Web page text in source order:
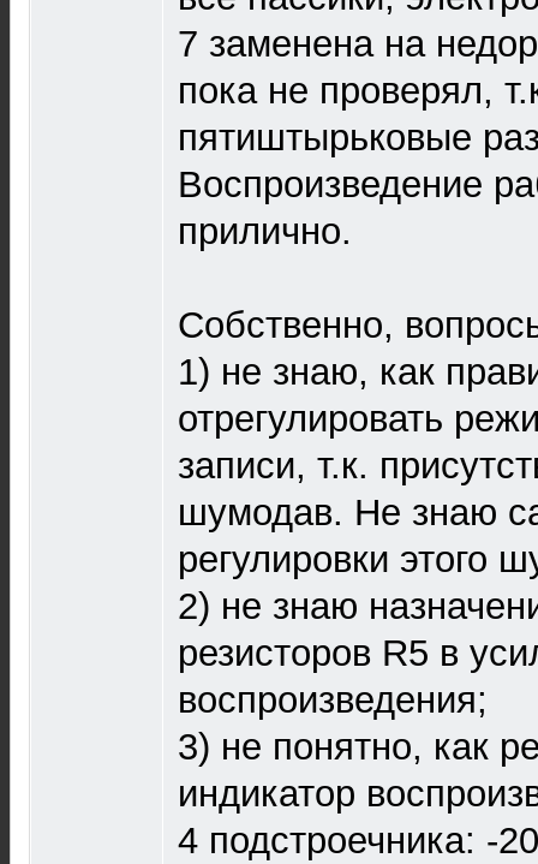
7 заменена на
пока не проверял,
пятиштырьковые
Воспроизведение
прилично.
Собственно,
1) не знаю, как
отрегулировать
записи, т.к.
шумодав. Не знаю
регулировки этого
2) не знаю
резисторов R5 в
воспроизведения;
3) не понятно, как
индикатор
4 подстроечника: -